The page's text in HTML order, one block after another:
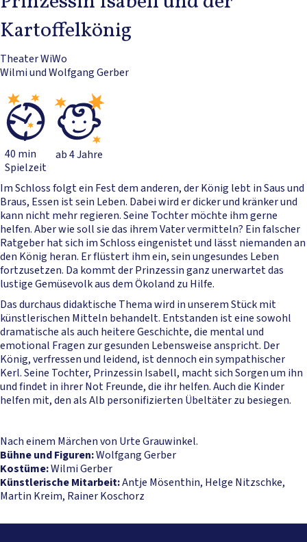
Kartoffelkönig
Theater WiWo
Wilmi und Wolfgang Gerber
40 min
Spielzeit
ab 4 Jahre
Im Schloss folgt ein Fest dem anderen, der König lebt in Saus und
Braus, Essen ist sein Leben. Dabei wird er dicker und kränker und
kann nicht mehr regieren. Seine Tochter möchte ihm gerne
helfen. Aber wie soll sie das ihrem Vater vermitteln? Ein falscher
Ratgeber hat sich im Schloss eingenistet und lässt niemanden an
den König heran. Er flüstert ihm ein, sein ungesundes Leben
fortzusetzen. Da kommt der Prinzessin ganz unerwartet das
lustige Gemüsevolk aus dem Ökoland zu Hilfe.
Das durchaus didaktische Thema wird in unserem Stück mit
künstlerischen Mitteln behandelt. Entstanden ist eine sowohl
dramatische als auch heitere Geschichte, die mental und
emotional Fragen zur gesunden Lebensweise anspricht. Der
König, verfressen und leidend, ist dennoch ein sympathischer
Kerl. Seine Tochter, Prinzessin Isabell, macht sich Sorgen um ihn
und findet in ihrer Not Freunde, die ihr helfen. Auch die Kinder
helfen mit, den als Alb personifizierten Übeltäter zu besiegen.
Nach einem Märchen von Urte Grauwinkel.
Bühne und Figuren:Wolfgang Gerber
Kostüme:Wilmi Gerber
Künstlerische Mitarbeit:Antje Mösenthin, Helge Nitzschke,
Martin Kreim, Rainer Koschorz